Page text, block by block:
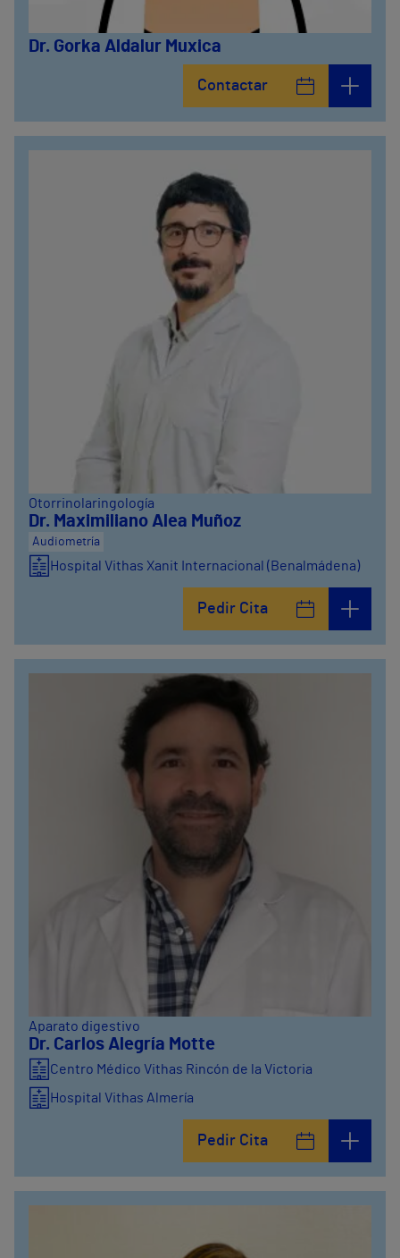
Dr. Gorka Aldalur Muxica
Contactar
Otorrinolaringología
Dr. Maximiliano Alea Muñoz
Audiometría
Hospital Vithas Xanit Internacional (Benalmádena)
Pedir Cita
Aparato digestivo
Dr. Carlos Alegría Motte
Centro Médico Vithas Rincón de la Victoria
Hospital Vithas Almería
Pedir Cita